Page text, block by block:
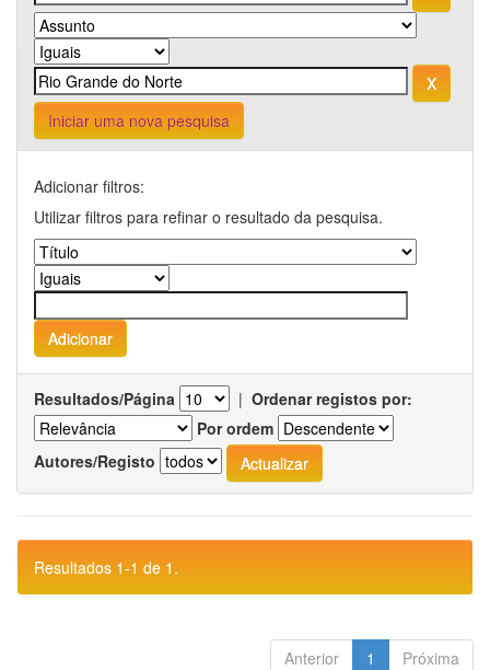
Iniciar uma nova pesquisa
Adicionar filtros:
Utilizar filtros para refinar o resultado da pesquisa.
Resultados/Página | Ordenar registos por:
Por ordem
Autores/Registo
Resultados 1-1 de 1.
Anterior 1 Próxima